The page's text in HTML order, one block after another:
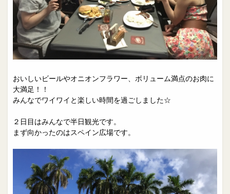
おいしいビールやオニオンフラワー、ボリューム満点のお肉に
大満足！！
みんなでワイワイと楽しい時間を過ごしました☆
２日目はみんなで半日観光です。
まず向かったのはスペイン広場です。